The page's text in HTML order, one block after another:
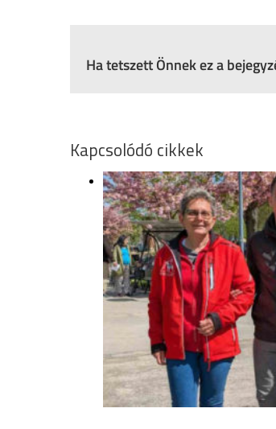
Ha tetszett Önnek ez a
Kapcsolódó cikkek